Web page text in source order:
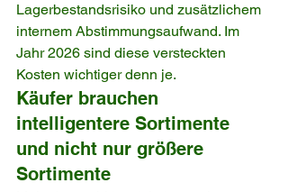
Lagerbestandsrisiko und zusätzlichem
internem Abstimmungsaufwand. Im
Jahr 2026 sind diese versteckten
Kosten wichtiger denn je.
Käufer brauchen
intelligentere Sortimente
und nicht nur größere
Sortimente